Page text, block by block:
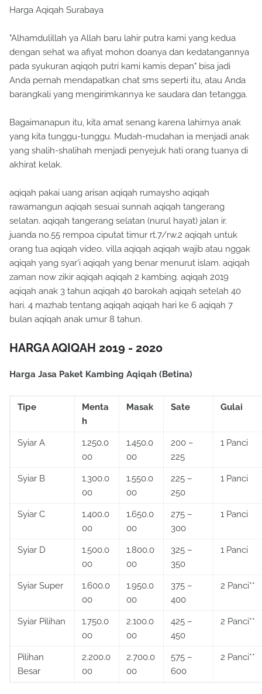
Harga Aqiqah Surabaya
"Alhamdulillah ya Allah baru lahir putra kami yang kedua
dengan sehat wa afiyat mohon doanya dan kedatangannya
pada syukuran aqiqoh putri kami kamis depan" bisa jadi
Anda pernah mendapatkan chat sms seperti itu, atau Anda
barangkali yang mengirimkannya ke saudara dan tetangga.
Bagaimanapun itu, kita amat senang karena lahirnya anak
yang kita tunggu-tunggu. Mudah-mudahan ia menjadi anak
yang shalih-shalihah menjadi penyejuk hati orang tuanya di
akhirat kelak.
aqiqah pakai uang arisan aqiqah rumaysho aqiqah
rawamangun aqiqah sesuai sunnah aqiqah tangerang
selatan. aqiqah tangerang selatan (nurul hayat) jalan ir.
juanda no.55 rempoa ciputat timur rt.7/rw.2 aqiqah untuk
orang tua aqiqah video. villa aqiqah aqiqah wajib atau nggak
aqiqah yang syar'i aqiqah yang benar menurut islam. aqiqah
zaman now zikir aqiqah aqiqah 2 kambing. aqiqah 2019
aqiqah anak 3 tahun aqiqah 40 barokah aqiqah setelah 40
hari. 4 mazhab tentang aqiqah aqiqah hari ke 6 aqiqah 7
bulan aqiqah anak umur 8 tahun.
HARGA AQIQAH 2019 - 2020
Harga Jasa Paket Kambing Aqiqah (Betina)
Tipe
Menta
h
Masak Sate Gulai
Syiar A
1.250.0
00
1.450.0
00
200 –
225
1 Panci
Syiar B
1.300.0
00
1.550.0
00
225 –
250
1 Panci
Syiar C
1.400.0
00
1.650.0
00
275 –
300
1 Panci
Syiar D
1.500.0
00
1.800.0
00
325 –
350
1 Panci
Syiar Super
1.600.0
00
1.950.0
00
375 –
400
2 Panci**
Syiar Pilihan
1.750.0
00
2.100.0
00
425 –
450
2 Panci**
Pilihan
Besar
2.200.0
00
2.700.0
00
575 –
600
2 Panci**